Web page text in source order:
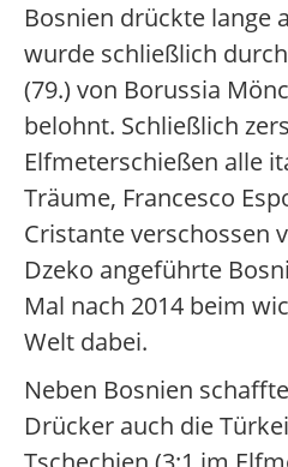
Bosnien drückte lange
wurde schließlich
(79.) von Borussia
belohnt. Schließlich
Elfmeterschießen alle
Träume, Francesco
Cristante verschossen
Dzeko angeführte
Mal nach 2014 beim
Welt dabei.
Neben Bosnien
Drücker auch die